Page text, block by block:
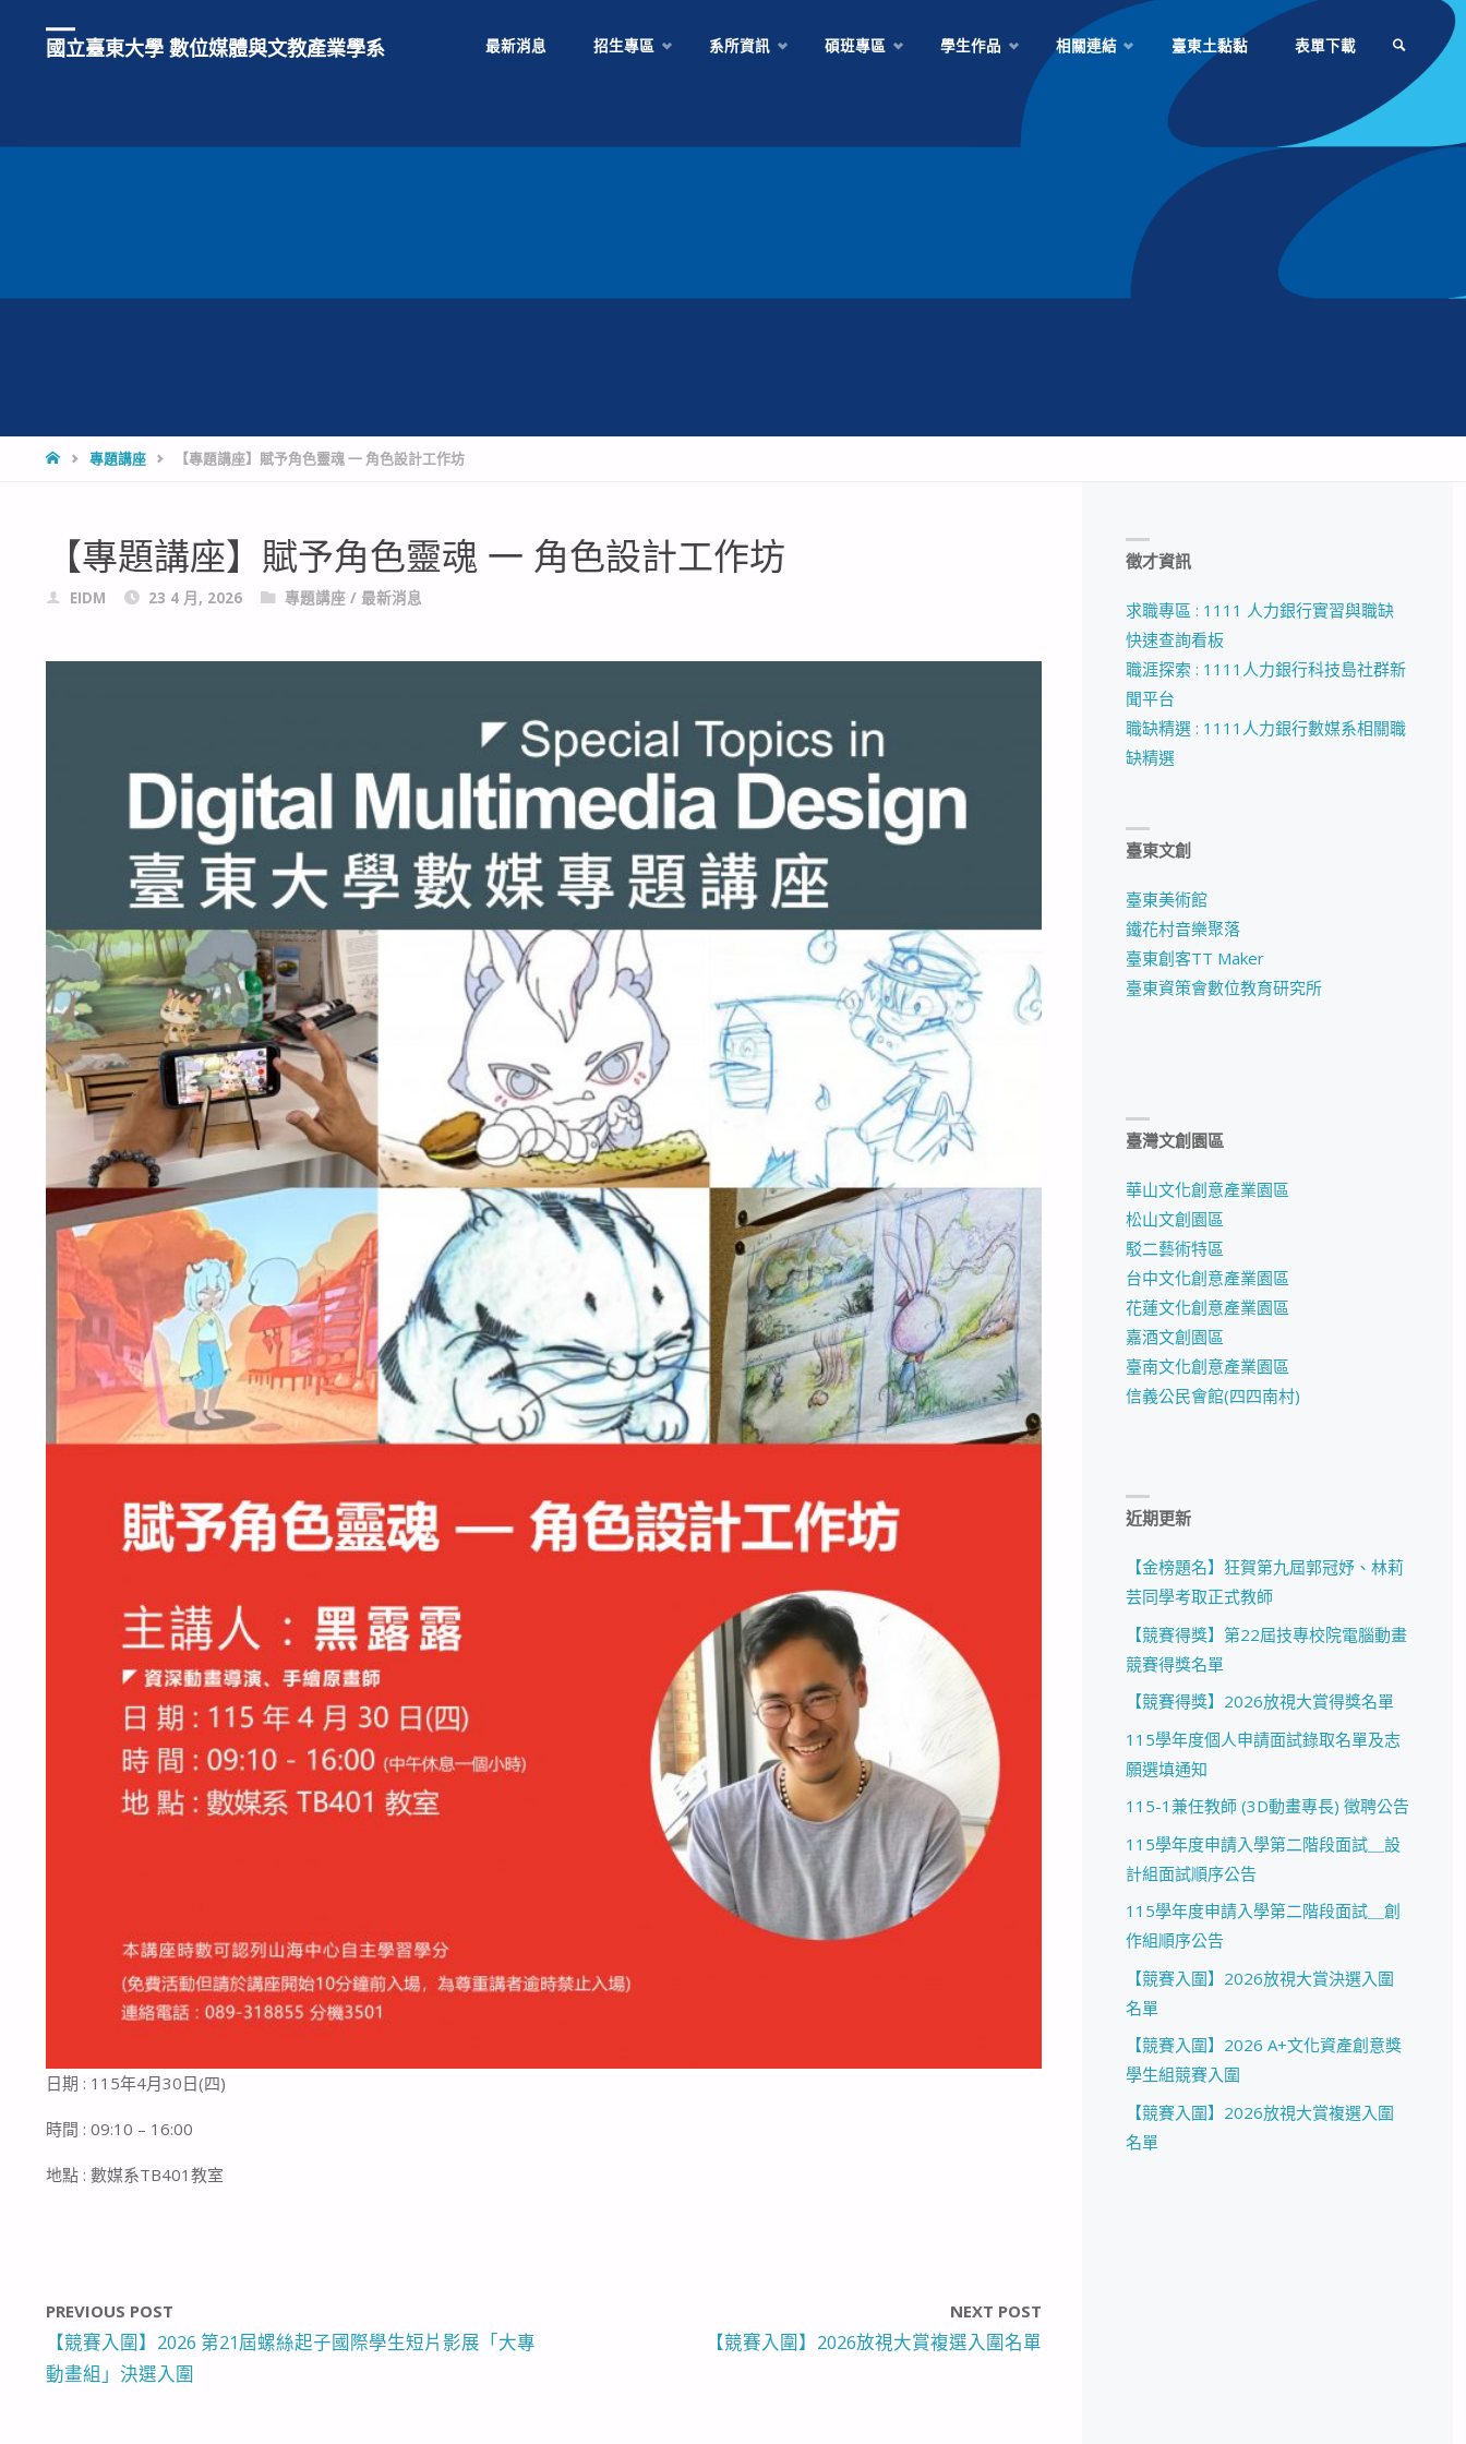
國立臺東大學 數位媒體與文教產業學系 最新消息 招生專區 系所資訊 碩班專區 學生作品 相關連結 臺東土黏黏 表單下載
HOME專題講座 【專題講座】賦予角色靈魂 一 角色設計工作坊
【專題講座】賦予角色靈魂 一 角色設計工作坊
EIDM 23 4 月, 2026 專題講座/ 最新消息
日期 : 115年4月30日(四)
時間 : 09:10 – 16:00
地點 : 數媒系TB401教室
PREVIOUS POST
【競賽入圍】2026 第21屆螺絲起子國際學生短片影展「大專
動畫組」決選入圍
NEXT POST
【競賽入圍】2026放視大賞複選入圍名單
徵才資訊
求職專區 : 1111 人力銀行實習與職缺
快速查詢看板
職涯探索 : 1111人力銀行科技島社群新
聞平台
職缺精選 : 1111人力銀行數媒系相關職
缺精選
臺東文創
臺東美術館
鐵花村音樂聚落
臺東創客TT Maker
臺東資策會數位教育研究所
臺灣文創園區
華山文化創意產業園區
松山文創園區
駁二藝術特區
台中文化創意產業園區
花蓮文化創意產業園區
嘉酒文創園區
臺南文化創意產業園區
信義公民會館(四四南村)
近期更新
【金榜題名】狂賀第九屆郭冠妤、林莉
芸同學考取正式教師
【競賽得獎】第22屆技專校院電腦動畫
競賽得獎名單
【競賽得獎】2026放視大賞得獎名單
115學年度個人申請面試錄取名單及志
願選填通知
115-1兼任教師 (3D動畫專長) 徵聘公告
115學年度申請入學第二階段面試＿設
計組面試順序公告
115學年度申請入學第二階段面試＿創
作組順序公告
【競賽入圍】2026放視大賞決選入圍
名單
【競賽入圍】2026 A+文化資產創意獎
學生組競賽入圍
【競賽入圍】2026放視大賞複選入圍
名單